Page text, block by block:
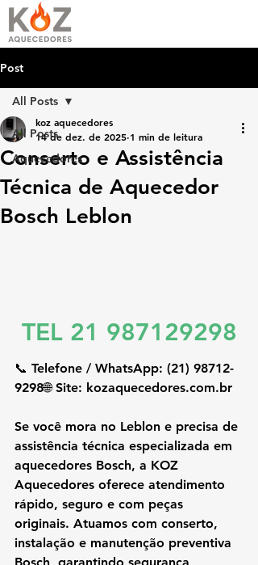
Post
All Posts
Aquecedores
All Posts
Conserto e Assistência
Técnica de Aquecedor
Bosch Leblon
koz aquecedores
14 de dez. de 2025 1 min de leitura
TEL 21 987129298
📞 Telefone / WhatsApp: (21) 98712-
9298🌐 Site: kozaquecedores.com.br
Se você mora no Leblon e precisa de
assistência técnica especializada em
aquecedores Bosch, a KOZ
Aquecedores oferece atendimento
rápido, seguro e com peças
originais. Atuamos com conserto,
instalação e manutenção preventiva